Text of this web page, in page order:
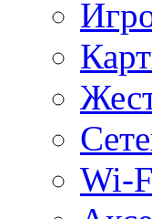
Wi-